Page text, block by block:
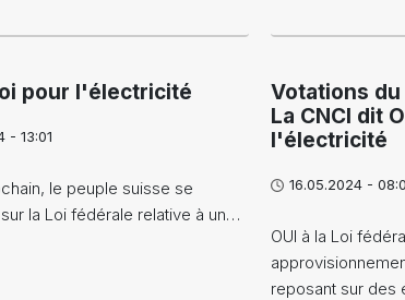
pour l'électricité
- 13:01
le peuple suisse se
la Loi fédérale relative à un…
Votations
La CNCI dit
l'électricité
16.05.2024 -
OUI à la Loi
reposant sur des